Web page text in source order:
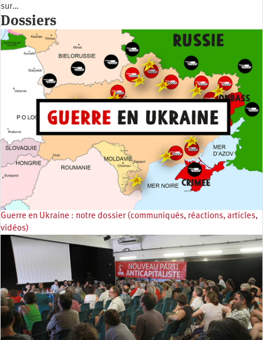
sur…
Dossiers
Guerre en Ukraine : notre dossier (communiqués, réactions, articles,
vidéos)